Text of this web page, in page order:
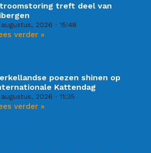
treft deel van
2026 15:48
verder »
poezen shinen op
Kattendag
2026 11:35
verder »